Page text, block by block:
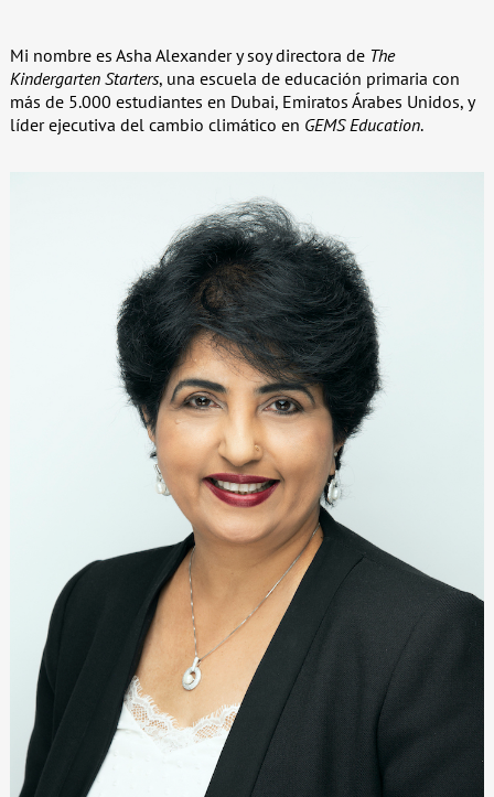
Mi nombre es Asha Alexander y soy directora de The
Kindergarten Starters, una escuela de educación primaria con
más de 5.000 estudiantes en Dubai, Emiratos Árabes Unidos, y
líder ejecutiva del cambio climático en GEMS Education.